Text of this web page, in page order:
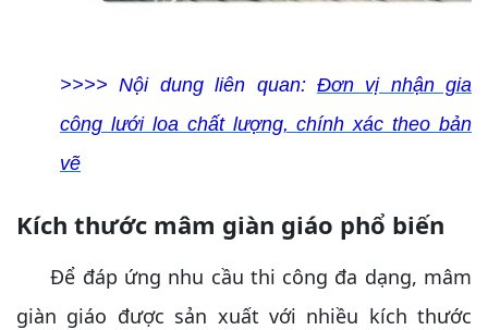
>>>> Nội dung liên quan: Đơn vị nhận gia
công lưới loa chất lượng, chính xác theo bản
vẽ
Kích thước mâm giàn giáo phổ biến
Để đáp ứng nhu cầu thi công đa dạng, mâm
giàn giáo được sản xuất với nhiều kích thước